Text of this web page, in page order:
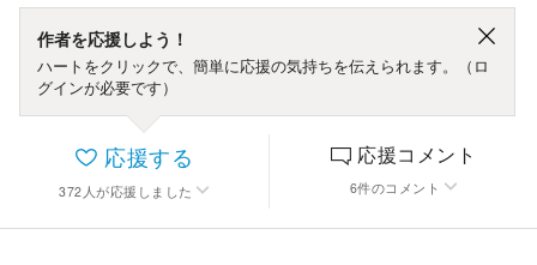
作者を応援しよう！
ハートをクリックで、簡単に応援の気持ちを伝えられます。（ロ
グインが必要です）
応援する
372 人が応援しました
応援コメント
6件のコメント